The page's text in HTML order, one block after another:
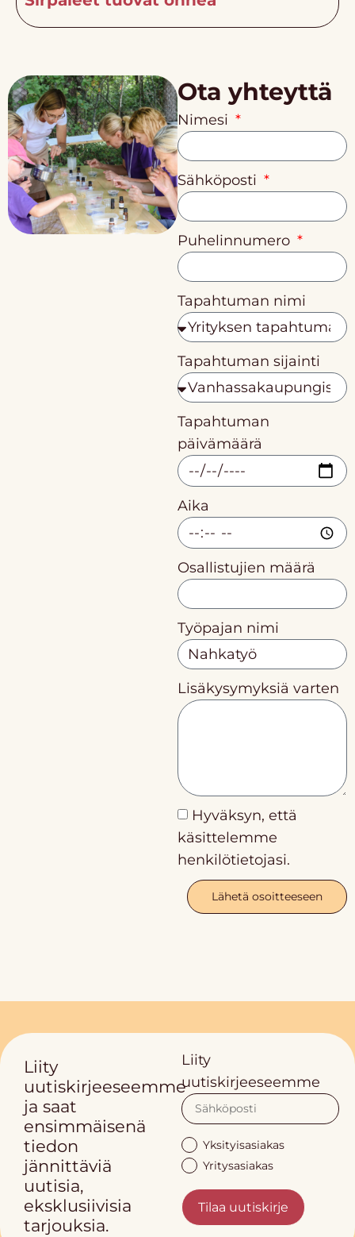
Ota yhteyttä
Nimesi
Sähköposti
Puhelinnumero
Tapahtuman nimi
Tapahtuman sijainti
Tapahtuman
päivämäärä
Aika
Osallistujien määrä
Työpajan nimi
Lisäkysymyksiä varten
Hyväksyn, että
käsittelemme
henkilötietojasi.
Lähetä osoitteeseen
Liity
uutiskirjeeseemme
ja saat
ensimmäisenä
tiedon
jännittäviä
uutisia,
eksklusiivisia
tarjouksia.
Liity
uutiskirjeeseemme
Yksityisasiakas
Yritysasiakas
Tilaa uutiskirje